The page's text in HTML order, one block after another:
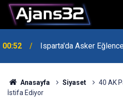
00:52 Isparta'da Asker
Anasayfa Siyaset
40 AK
İstifa Ediyor